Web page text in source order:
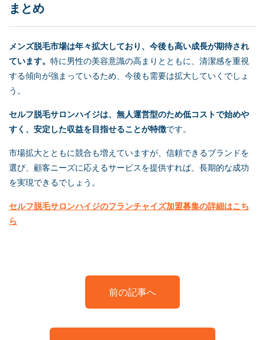
まとめ
メンズ脱毛市場は年々拡大しており、今後も高い成長が期待され
ています。 特に男性の美容意識の高まりとともに、清潔感を重視
する傾向が強まっているため、今後も需要は拡大していくでしょ
う。
セルフ脱毛サロンハイジは、無人運営型のため低コストで始めや
すく、安定した収益を目指せることが特徴です。
市場拡大とともに競合も増えていますが、信頼できるブランドを
選び、顧客ニーズに応えるサービスを提供すれば、長期的な成功
を実現できるでしょう。
セルフ脱毛サロンハイジのフランチャイズ加盟募集の詳細はこち
ら
前の記事へ